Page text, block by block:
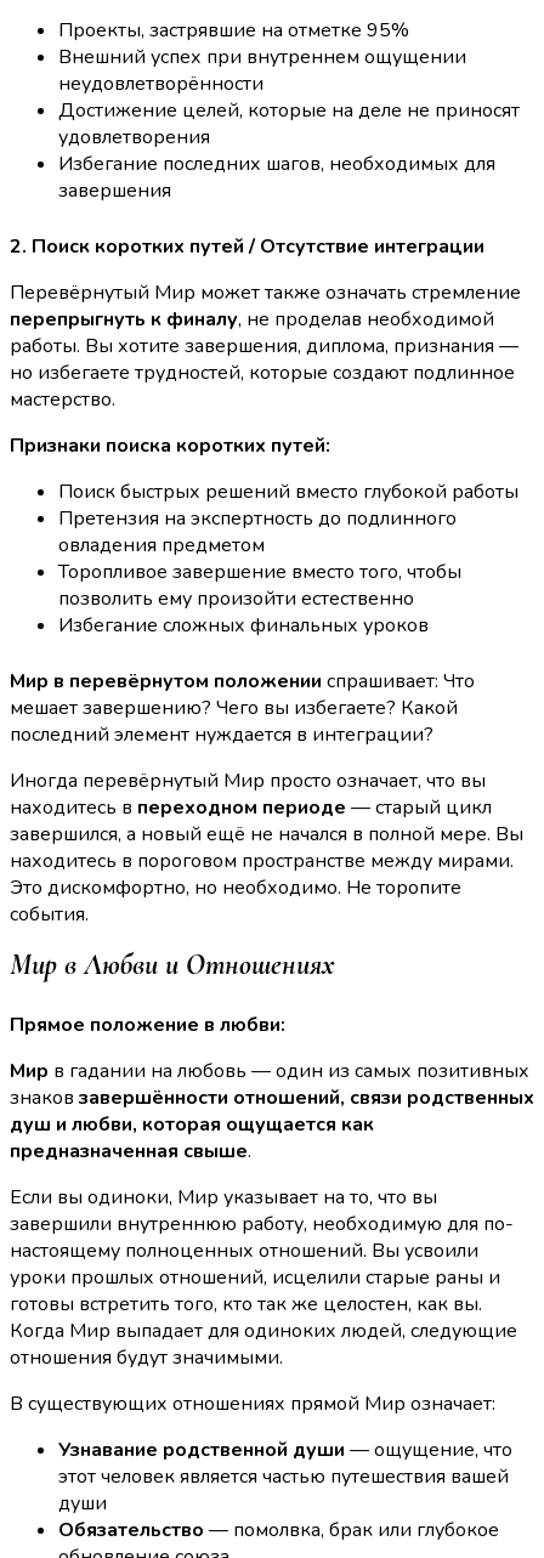
Проекты, застрявшие на отметке 95%
Внешний успех при внутреннем ощущении
неудовлетворённости
Достижение целей, которые на деле не приносят
удовлетворения
Избегание последних шагов, необходимых для
завершения
2. Поиск коротких путей / Отсутствие интеграции
Перевёрнутый Мир может также означать стремление
перепрыгнуть к финалу, не проделав необходимой
работы. Вы хотите завершения, диплома, признания —
но избегаете трудностей, которые создают подлинное
мастерство.
Признаки поиска коротких путей:
Поиск быстрых решений вместо глубокой работы
Претензия на экспертность до подлинного
овладения предметом
Торопливое завершение вместо того, чтобы
позволить ему произойти естественно
Избегание сложных финальных уроков
Мир в перевёрнутом положении спрашивает: Что
мешает завершению? Чего вы избегаете? Какой
последний элемент нуждается в интеграции?
Иногда перевёрнутый Мир просто означает, что вы
находитесь в переходном периоде — старый цикл
завершился, а новый ещё не начался в полной мере. Вы
находитесь в пороговом пространстве между мирами.
Это дискомфортно, но необходимо. Не торопите
события.
Мир в Любви и Отношениях
Прямое положение в любви:
Мир в гадании на любовь — один из самых позитивных
знаковзавершённости отношений, связи родственных
душ и любви, которая ощущается как
предназначенная свыше.
Если вы одиноки, Мир указывает на то, что вы
завершили внутреннюю работу, необходимую для по-
настоящему полноценных отношений. Вы усвоили
уроки прошлых отношений, исцелили старые раны и
готовы встретить того, кто так же целостен, как вы.
Когда Мир выпадает для одиноких людей, следующие
отношения будут значимыми.
В существующих отношениях прямой Мир означает:
Узнавание родственной души — ощущение, что
этот человек является частью путешествия вашей
души
Обязательство — помолвка, брак или глубокое